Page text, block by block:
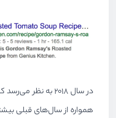
در سال ۲۰۱۸ به نظر
همواره از سال‌های قبلی